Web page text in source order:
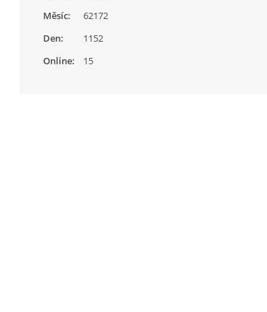
Online: 15
Měsíc:
62172
Den:
1152